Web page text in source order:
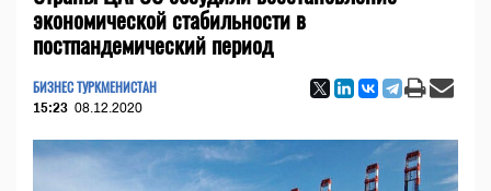
экономической стабильности в
постпандемический период
БИЗНЕС ТУРКМЕНИСТАН
15:23 08.12.2020